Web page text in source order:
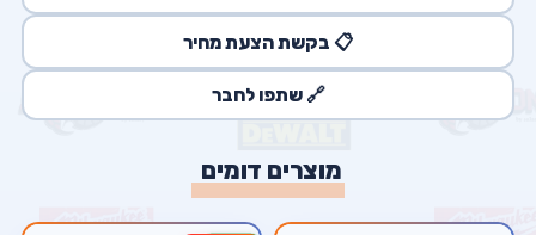
📋 בקשת הצעת מחיר
🔗 שתפו לחבר
מוצרים דומים